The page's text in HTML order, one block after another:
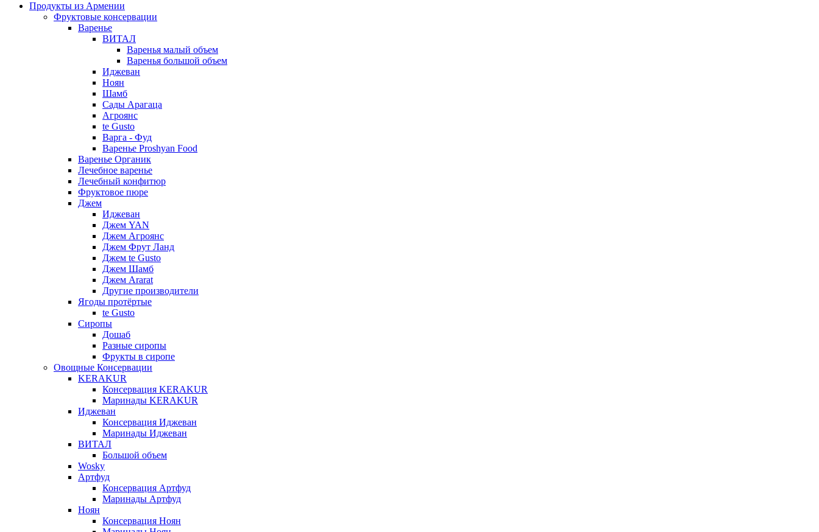
Продукты из Армении
Фруктовые консервации
Варенье
ВИТАЛ
Варенья малый объем
Варенья большой объем
Иджеван
Ноян
Шамб
Сады Арагаца
Агроянс
te Gusto
Варга - Фуд
Варенье Proshyan Food
Варенье Органик
Лечебное варенье
Лечебный конфитюр
Фруктовое пюре
Джем
Иджеван
Джем YAN
Джем Агроянс
Джем Фрут Ланд
Джем te Gusto
Джем Шамб
Джем Ararat
Другие производители
Ягоды протёртые
te Gusto
Сиропы
Дошаб
Разные сиропы
Фрукты в сиропе
Овощные Консервации
KERAKUR
Консервация KERAKUR
Маринады KERAKUR
Иджеван
Консервация Иджеван
Маринады Иджеван
ВИТАЛ
Большой объем
Wosky
Артфуд
Консервация Артфуд
Маринады Артфуд
Ноян
Консервация Ноян